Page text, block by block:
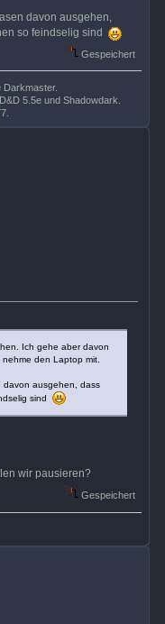
davon ausgehen,
so feindselig sind
Gespeichert
Darkmaster.
5.5e und Shadowdark.
Ich gehe aber davon
den Laptop mit.
davon ausgehen, dass
sind
wir pausieren?
Gespeichert